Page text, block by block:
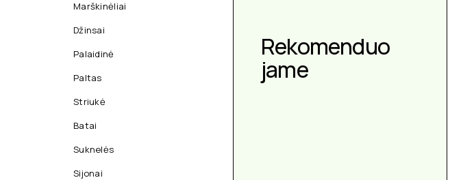
Marškinėliai
Džinsai
Palaidinė
Paltas
Striukė
Batai
Suknelės
Sijonai
Rekomenduo
jame